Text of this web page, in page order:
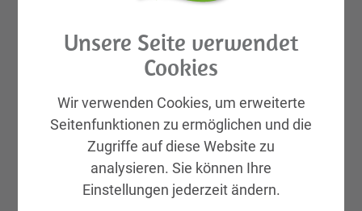
Unterkünfte
Gemeinde, Geschichte, Gebiete
St. Peter Markt & Dorf
Neuigkeiten
Unsere Seite verwendet
Cookies
Wir verwenden Cookies, um erweiterte
Seitenfunktionen zu ermöglichen und die
Zugriffe auf diese Website zu
analysieren. Sie können Ihre
Einstellungen jederzeit ändern.